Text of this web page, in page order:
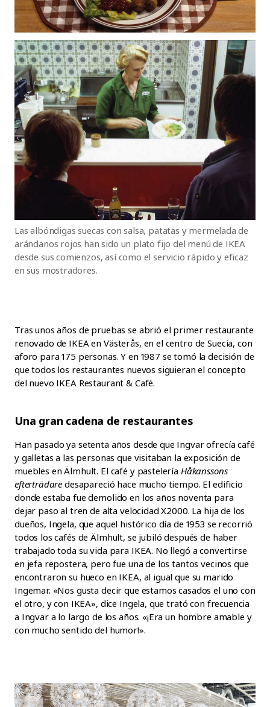
Las albóndigas suecas con salsa, patatas y mermelada de
arándanos rojos han sido un plato fijo del menú de IKEA
desde sus comienzos, así como el servicio rápido y eficaz
en sus mostradores.
Tras unos años de pruebas se abrió el primer restaurante
renovado de IKEA en Västerås, en el centro de Suecia, con
aforo para 175 personas. Y en 1987 se tomó la decisión de
que todos los restaurantes nuevos siguieran el concepto
del nuevo IKEA Restaurant & Café.
Una gran cadena de restaurantes
Han pasado ya setenta años desde que Ingvar ofrecía café
y galletas a las personas que visitaban la exposición de
muebles en Älmhult. El café y pastelería Håkanssons
efterträdare desapareció hace mucho tiempo. El edificio
donde estaba fue demolido en los años noventa para
dejar paso al tren de alta velocidad X2000. La hija de los
dueños, Ingela, que aquel histórico día de 1953 se recorrió
todos los cafés de Älmhult, se jubiló después de haber
trabajado toda su vida para IKEA. No llegó a convertirse
en jefa repostera, pero fue una de los tantos vecinos que
encontraron su hueco en IKEA, al igual que su marido
Ingemar. «Nos gusta decir que estamos casados el uno con
el otro, y con IKEA», dice Ingela, que trató con frecuencia
a Ingvar a lo largo de los años. «¡Era un hombre amable y
con mucho sentido del humor!».